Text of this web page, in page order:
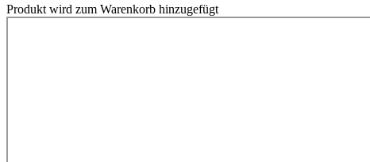
Produkt wird zum Warenkorb hinzugefügt